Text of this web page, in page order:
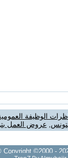
الوظيفة العمومية
عروض العمل
Copyright ©2000 -